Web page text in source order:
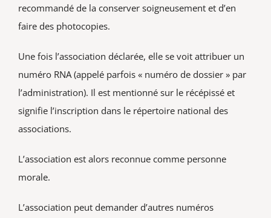
recommandé de la conserver soigneusement et d’en
faire des photocopies.
Une fois l’association déclarée, elle se voit attribuer un
numéro RNA (appelé parfois « numéro de dossier » par
l’administration). Il est mentionné sur le récépissé et
signifie l’inscription dans le répertoire national des
associations.
L’association est alors reconnue comme personne
morale.
L’association peut demander d’autres numéros